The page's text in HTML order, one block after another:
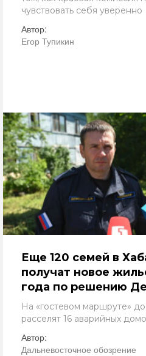
чувствовать себя уверенно
Автор:
Егор Тупикин
Еще 120 семей в
получат новое
года по решению
На «гостевом маршруте»
расселят 16 аварийных
Автор:
Дальневосточное обозрение